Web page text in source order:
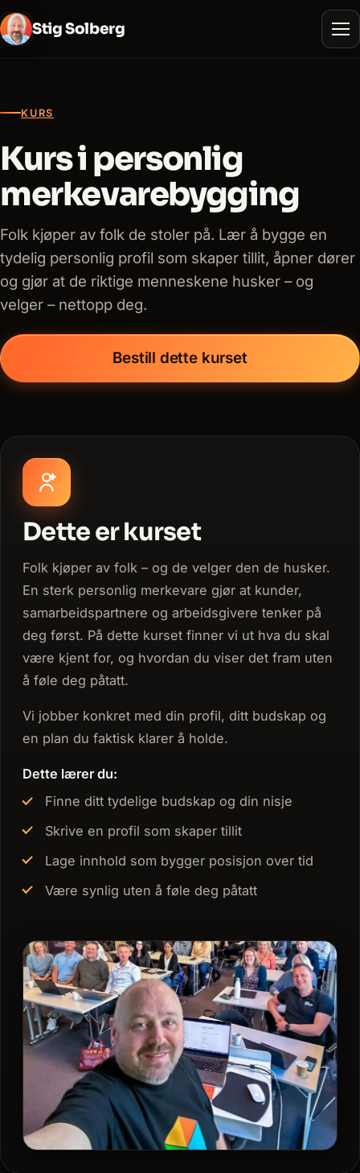
Stig Solberg
KURS
Kurs i personlig
merkevarebygging
Folk kjøper av folk de stoler på. Lær å bygge en
tydelig personlig profil som skaper tillit, åpner dører
og gjør at de riktige menneskene husker – og
velger – nettopp deg.
Bestill dette kurset
Dette er kurset
Folk kjøper av folk – og de velger den de husker.
En sterk personlig merkevare gjør at kunder,
samarbeidspartnere og arbeidsgivere tenker på
deg først. På dette kurset finner vi ut hva du skal
være kjent for, og hvordan du viser det fram uten
å føle deg påtatt.
Vi jobber konkret med din profil, ditt budskap og
en plan du faktisk klarer å holde.
Dette lærer du:
Finne ditt tydelige budskap og din nisje
Skrive en profil som skaper tillit
Lage innhold som bygger posisjon over tid
Være synlig uten å føle deg påtatt